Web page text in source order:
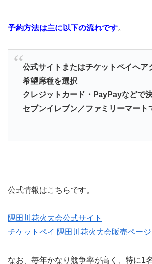
予約方法は主に以下の流れです。
公式サイトまたはチケットペイへア
希望席種を選択
クレジットカード・PayPayなどで
セブンイレブン／ファミリーマート
公式情報はこちらです。
隅田川花火大会公式サイト
チケットペイ 隅田川花火大会販売ページ
なお、毎年かなり競争率が高く、特に1